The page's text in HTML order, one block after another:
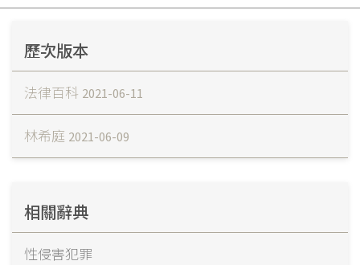
歷次版本
法律百科 2021-06-11
林希庭 2021-06-09
相關辭典
性侵害犯罪